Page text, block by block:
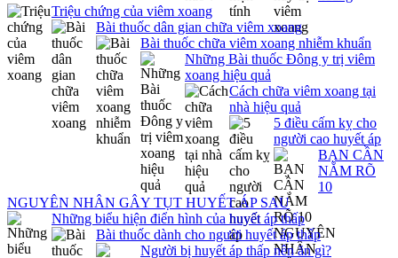
Triệu chứng của viêm xoang
Bài thuốc dân gian chữa viêm xoang
Bài thuốc chữa viêm xoang nhiễm khuẩn
Những Bài thuốc Đông y trị viêm
xoang hiệu quả
Cách chữa viêm xoang tại
nhà hiệu quả
5 điều cấm kỵ cho
người cao huyết áp
BẠN CẦN
NẮM RÕ
10
NGUYÊN NHÂN GÂY TỤT HUYẾT ÁP SAU
Những biểu hiện điển hình của huyết áp thấp
Bài thuốc dành cho người huyết áp thấp
Người bị huyết áp thấp nên ăn gì?